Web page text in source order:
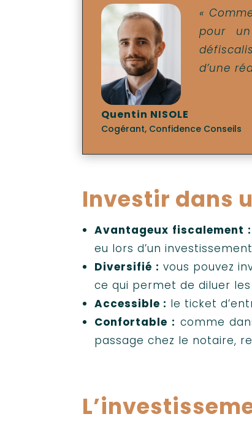
«
pour
d’une
Quentin NISOLE
Cogérant, Confidence Conseils
Investir dans
Avantageux fiscalement :
eu lors d’un
Diversifié : vous pouvez
ce qui permet de diluer les
Accessible : le ticket
Confortable : comme
passage chez le notaire,